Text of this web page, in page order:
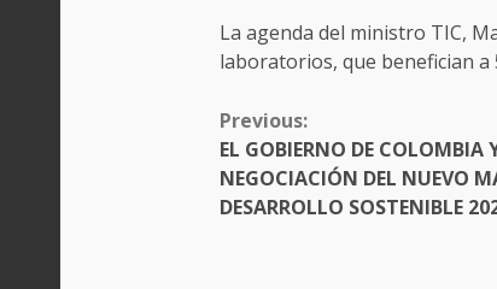
La agenda del ministro TIC,
laboratorios, que benefician a
CONTINUE
READING
Previous:
EL GOBIERNO DE
NEGOCIACIÓN DEL NUEVO
DESARROLLO SOSTENIBLE